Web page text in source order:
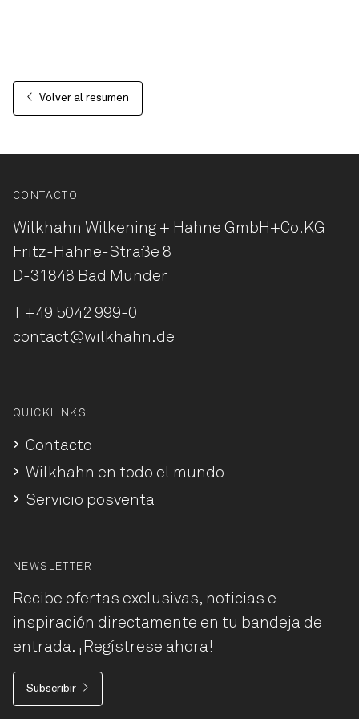
Volver al resumen
CONTACTO
Wilkhahn Wilkening + Hahne GmbH+Co.KG
Fritz-Hahne-Straße 8
D-31848 Bad Münder
+49 5042 999-0
contact@wilkhahn.de
QUICKLINKS
Contacto
Wilkhahn en todo el mundo
Servicio posventa
NEWSLETTER
Recibe ofertas exclusivas, noticias e
inspiración directamente en tu bandeja de
entrada. ¡Regístrese ahora!
Subscribir